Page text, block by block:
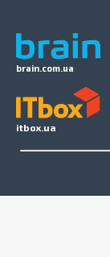
brain.com.ua
itbox.ua